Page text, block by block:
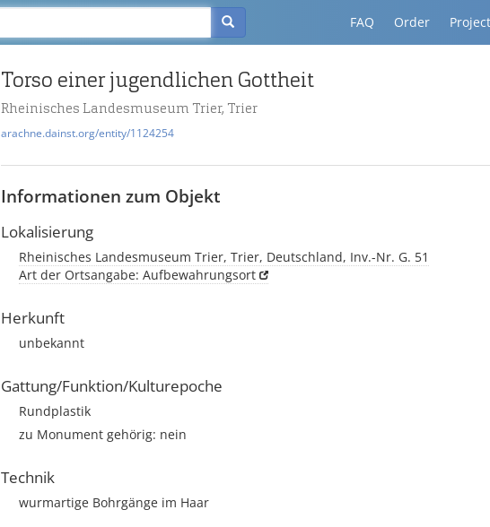
FAQ Order
Torso einer jugendlichen Gottheit
Rheinisches Landesmuseum Trier, Trier
arachne.dainst.org/entity/1124254
Informationen zum Objekt
Lokalisierung
Rheinisches Landesmuseum Trier, Trier, Deutschland, Inv.-Nr. G. 51
Art der Ortsangabe: Aufbewahrungsort
Herkunft
unbekannt
Gattung/Funktion/Kulturepoche
Rundplastik
zu Monument gehörig: nein
Technik
wurmartige Bohrgänge im Haar